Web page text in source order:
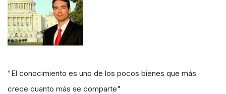
"El conocimiento es uno de los pocos bienes que más
crece cuanto más se comparte"